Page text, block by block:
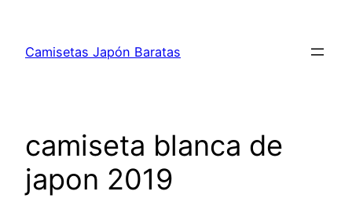
contenido
Camisetas Japón Baratas
camiseta blanca de
japon 2019